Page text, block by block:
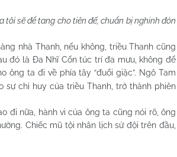
sẽ để tang cho tiên đế, chuẩn bị nghinh đón
nhà Thanh, nếu không, triều Thanh cũng
đó là Đa Nhĩ Cổn túc trí đa mưu, không để
ông ta đi về phía tây “đuổi giặc”. Ngô Tam
sự chỉ huy của triều Thanh, trở thành phiên
đi nữa, hành vi của ông ta cũng nói rõ, ông
Chiếc mũ tội nhân lịch sử đội trên đầu,